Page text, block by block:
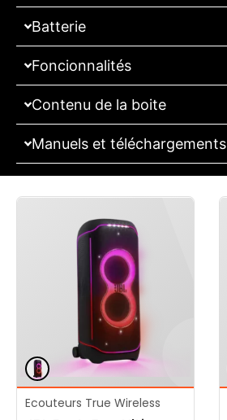
Batterie
Foncionnalités
Contenu de la boite
Manuels et téléchargements
Ecouteurs True Wireless